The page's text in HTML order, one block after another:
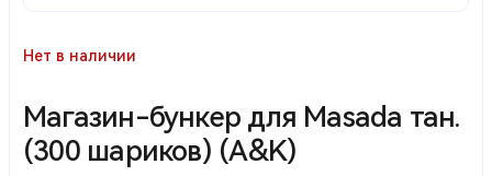
Нет в наличии
Магазин-бункер для Masada тан.
(300 шариков) (A&K)